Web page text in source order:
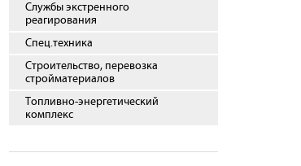
Службы экстренного
реагирования
Спец.техника
Строительство, перевозка
стройматериалов
Топливно-энергетический
комплекс